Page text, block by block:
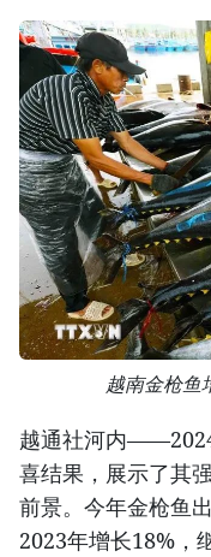
越南金枪鱼
越通社河内
喜结果，展示了其
前景。今年金枪鱼
2023年增长18%，